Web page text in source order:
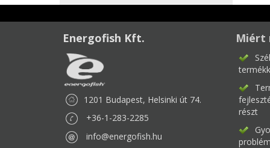
Energofish Kft.
1201 Budapest, Helsinki út 74.
+36-1-283-2285
info@energofish.hu
Miért
részt